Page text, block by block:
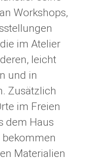
Workshops,
im Atelier
leicht
und in
Zusätzlich
im Freien
dem Haus
Materialien